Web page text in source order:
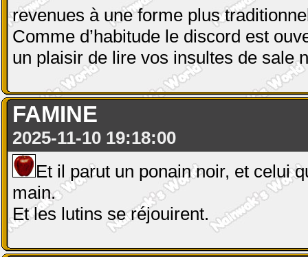
revenues à une forme plus
Comme d’habitude le discord est
un plaisir de lire vos insultes de sale
FAMINE
2025-11-10 19:18:00
Et il parut un ponain noir, et celui
main.
Et les lutins se réjouirent.